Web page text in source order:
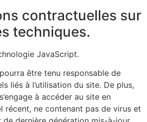
contractuelles sur
techniques.
JavaScript.
être tenu responsable de
liés à l’utilisation du site. De plus,
à accéder au site en
récent, ne contenant pas de virus et